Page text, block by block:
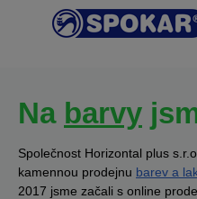
Na barvy
Společnost Horizontal plus
kamennou prodejnu barev a
2017 jsme začali s online